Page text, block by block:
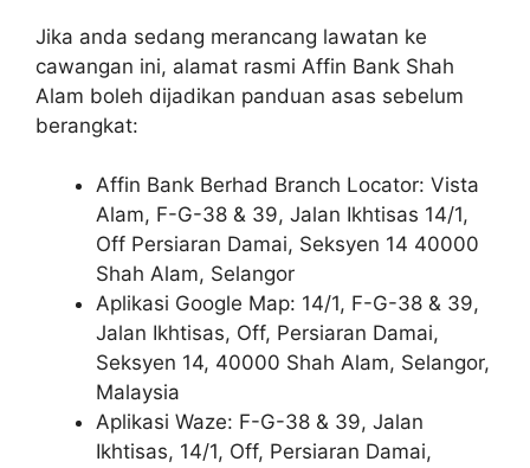
Jika anda sedang merancang lawatan ke
cawangan ini, alamat rasmi Affin Bank Shah
Alam boleh dijadikan panduan asas sebelum
berangkat:
Affin Bank Berhad Branch Locator: Vista
Alam, F-G-38 & 39, Jalan Ikhtisas 14/1,
Off Persiaran Damai, Seksyen 14 40000
Shah Alam, Selangor
Aplikasi Google Map: 14/1, F-G-38 & 39,
Jalan Ikhtisas, Off, Persiaran Damai,
Seksyen 14, 40000 Shah Alam, Selangor,
Malaysia
Aplikasi Waze: F-G-38 & 39, Jalan
Ikhtisas, 14/1, Off, Persiaran Damai,